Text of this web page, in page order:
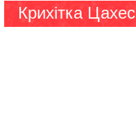
Крихітка Цахес